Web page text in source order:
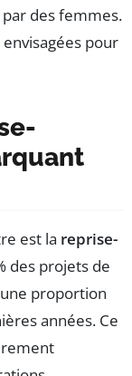
des femmes.
pour
est la reprise-
des projets de
proportion
années. Ce